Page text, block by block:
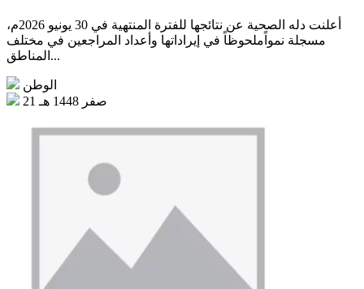
أعلنت دله الصحية عن نتائجها للفترة المنتهية في 30 يونيو 2026م،
مسجلة نمواًملحوظاً في إيراداتها وأعداد المراجعين في مختلف
المناطق...
الوطن
21 صفر 1448 هـ